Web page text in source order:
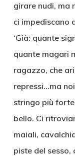
girare nudi, ma
ci impediscano
‘Già: quante
quante magari
ragazzo, che
repressi…ma
stringo più
bello. Ci
maiali,
piste del sesso,